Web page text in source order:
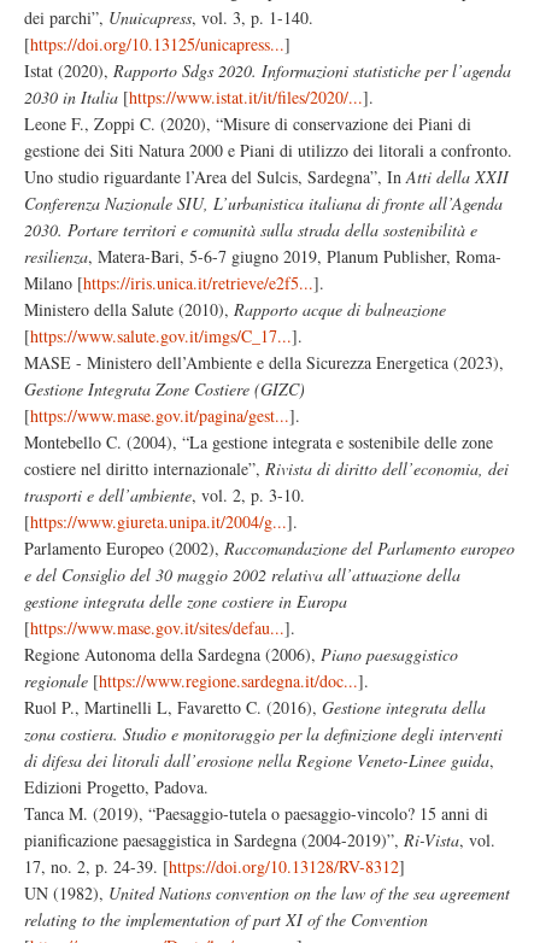
dei parchi”, Unuicapress, vol. 3, p. 1-140.
[https://doi.org/10.13125/unicapress...]
Istat (2020), Rapporto Sdgs 2020. Informazioni statistiche per l’agenda
2030 in Italia [https://www.istat.it/it/files/2020/...].
Leone F., Zoppi C. (2020), “Misure di conservazione dei Piani di
gestione dei Siti Natura 2000 e Piani di utilizzo dei litorali a confronto.
Uno studio riguardante l’Area del Sulcis, Sardegna”, InAtti della XXII
Conferenza Nazionale SIU, L’urbanistica italiana di fronte all’Agenda
2030. Portare territori e comunità sulla strada della sostenibilità e
resilienza, Matera-Bari, 5-6-7 giugno 2019, Planum Publisher, Roma-
Milano [https://iris.unica.it/retrieve/e2f5...].
Ministero della Salute (2010), Rapporto acque di balneazione
[https://www.salute.gov.it/imgs/C_17...].
MASE - Ministero dell’Ambiente e della Sicurezza Energetica (2023),
Gestione Integrata Zone Costiere (GIZC)
[https://www.mase.gov.it/pagina/gest...].
Montebello C. (2004), “La gestione integrata e sostenibile delle zone
costiere nel diritto internazionale”, Rivista di diritto dell’economia, dei
trasporti e dell’ambiente, vol. 2, p. 3-10.
[https://www.giureta.unipa.it/2004/g...].
Parlamento Europeo (2002), Raccomandazione del Parlamento europeo
e del Consiglio del 30 maggio 2002 relativa all’attuazione della
gestione integrata delle zone costiere in Europa
[https://www.mase.gov.it/sites/defau...].
Regione Autonoma della Sardegna (2006), Piano paesaggistico
regionale [https://www.regione.sardegna.it/doc...].
Ruol P., Martinelli L, Favaretto C. (2016), Gestione integrata della
zona costiera. Studio e monitoraggio per la definizione degli interventi
di difesa dei litorali dall’erosione nella Regione Veneto-Linee guida,
Edizioni Progetto, Padova.
Tanca M. (2019), “Paesaggio-tutela o paesaggio-vincolo? 15 anni di
pianificazione paesaggistica in Sardegna (2004-2019)”, Ri-Vista, vol.
17, no. 2, p. 24-39. [https://doi.org/10.13128/RV-8312]
UN (1982), United Nations convention on the law of the sea agreement
relating to the implementation of part XI of the Convention